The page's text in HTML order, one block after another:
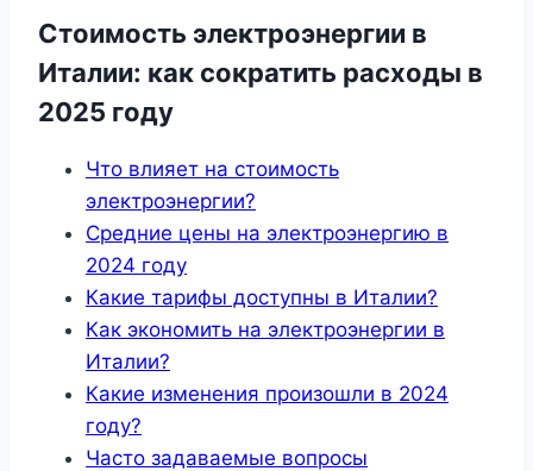
Стоимость электроэнергии в
Италии: как сократить расходы в
2025 году
Что влияет на стоимость
электроэнергии?
Средние цены на электроэнергию в
2024 году
Какие тарифы доступны в Италии?
Как экономить на электроэнергии в
Италии?
Какие изменения произошли в 2024
году?
Часто задаваемые вопросы